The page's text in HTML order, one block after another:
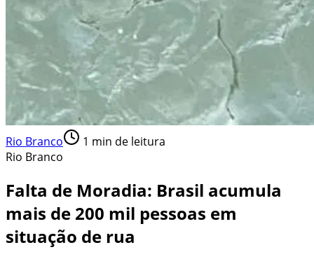
Rio Branco 1 min de leitura
Rio Branco
Falta de Moradia: Brasil acumula
mais de 200 mil pessoas em
situação de rua